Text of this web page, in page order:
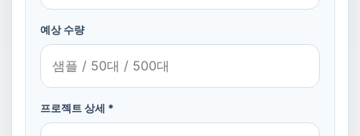
예상 수량
프로젝트 상세 *